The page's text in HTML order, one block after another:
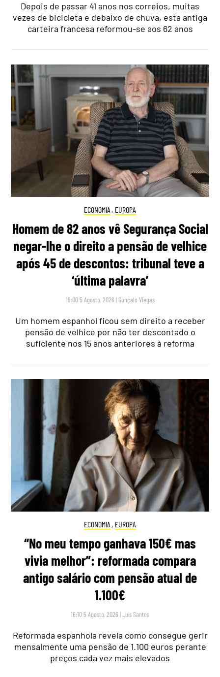
Depois de passar 41 anos nos correios, muitas
vezes de bicicleta e debaixo de chuva, esta antiga
carteira francesa reformou-se aos 62 anos
ECONOMIA , EUROPA
Homem de 82 anos vê Segurança Social
negar-lhe o direito a pensão de velhice
após 45 de descontos: tribunal teve a
‘última palavra’
19:00 5 Agosto, 2026 | Gonçalo Viegas
Um homem espanhol ficou sem direito a receber
pensão de velhice por não ter descontado o
suficiente nos 15 anos anteriores à reforma
ECONOMIA , EUROPA
“No meu tempo ganhava 150€ mas
vivia melhor”: reformada compara
antigo salário com pensão atual de
1.100€
16:10 5 Agosto, 2026 | Luís Santos
Reformada espanhola revela como consegue gerir
mensalmente uma pensão de 1.100 euros perante
preços cada vez mais elevados